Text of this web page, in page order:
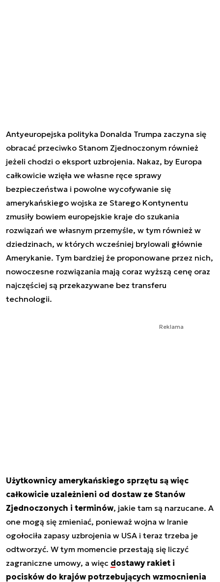
Antyeuropejska polityka Donalda Trumpa zaczyna się
obracać przeciwko Stanom Zjednoczonym również
jeżeli chodzi o eksport uzbrojenia. Nakaz, by Europa
całkowicie wzięła we własne ręce sprawy
bezpieczeństwa i powolne wycofywanie się
amerykańskiego wojska ze Starego Kontynentu
zmusiły bowiem europejskie kraje do szukania
rozwiązań we własnym przemyśle, w tym również w
dziedzinach, w których wcześniej brylowali głównie
Amerykanie. Tym bardziej że proponowane przez nich,
nowoczesne rozwiązania mają coraz wyższą cenę oraz
najczęściej są przekazywane bez transferu
technologii.
Reklama
Użytkownicy amerykańskiego sprzętu są więc
całkowicie uzależnieni od dostaw ze Stanów
Zjednoczonych i terminów, jakie tam są narzucane. A
one mogą się zmieniać, ponieważ wojna w Iranie
ogołociła zapasy uzbrojenia w USA i teraz trzeba je
odtworzyć. W tym momencie przestają się liczyć
zagraniczne umowy, a więc dostawy rakiet i
pocisków do krajów potrzebujących wzmocnienia